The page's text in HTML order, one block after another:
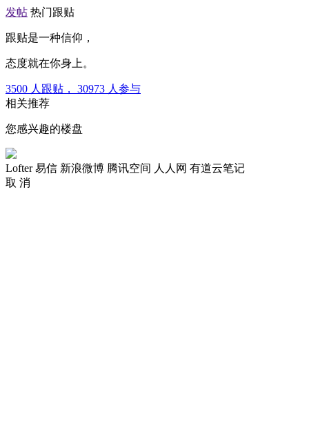
发帖 热门跟贴
跟贴是一种信仰，
态度就在你身上。
3500 人跟贴， 30973 人参与
相关推荐
您感兴趣的楼盘
Lofter 易信 新浪微博 腾讯空间 人人网 有道云笔记
取 消